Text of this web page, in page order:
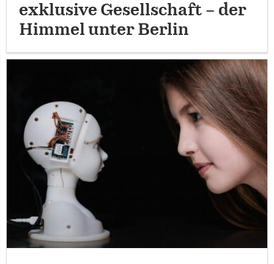
exklusive Gesellschaft – der
Himmel unter Berlin